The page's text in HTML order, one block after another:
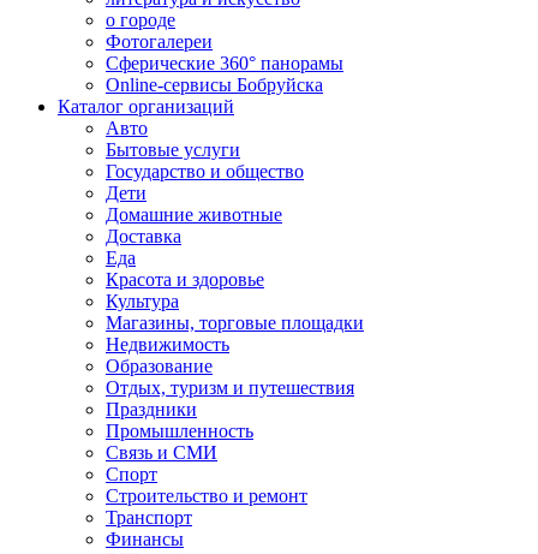
о городе
Фотогалереи
Сферические 360° панорамы
Online-сервисы Бобруйска
Каталог организаций
Авто
Бытовые услуги
Государство и общество
Дети
Домашние животные
Доставка
Еда
Красота и здоровье
Культура
Магазины, торговые площадки
Недвижимость
Образование
Отдых, туризм и путешествия
Праздники
Промышленность
Связь и СМИ
Спорт
Строительство и ремонт
Транспорт
Финансы